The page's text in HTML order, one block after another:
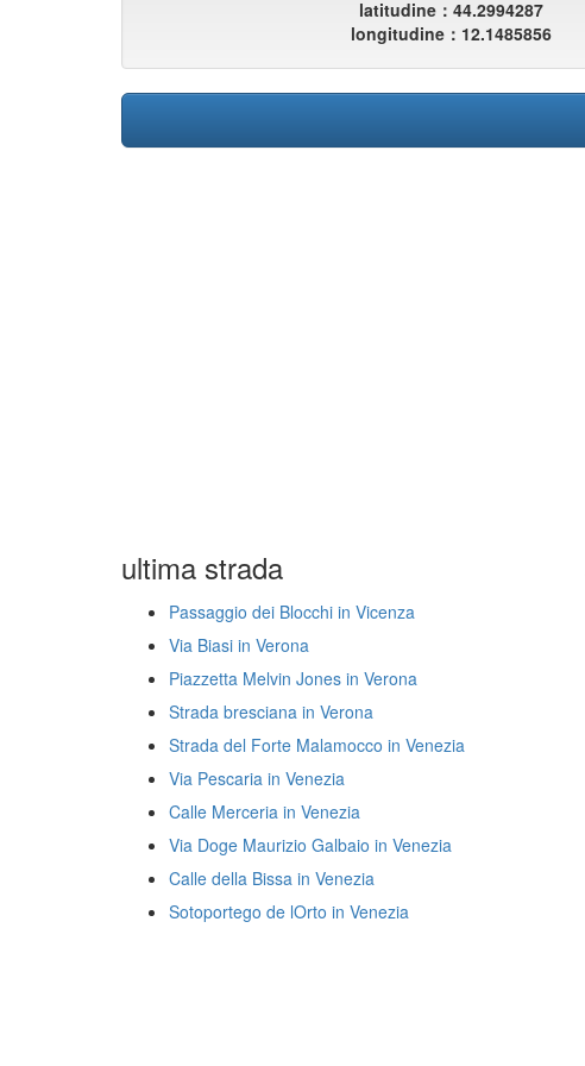
latitudine：44.2994287
longitudine：12.1485856
ultima strada
Passaggio dei Blocchi in Vicenza
Via Biasi in Verona
Piazzetta Melvin Jones in Verona
Strada bresciana in Verona
Strada del Forte Malamocco in Venezia
Via Pescaria in Venezia
Calle Merceria in Venezia
Via Doge Maurizio Galbaio in Venezia
Calle della Bissa in Venezia
Sotoportego de lOrto in Venezia